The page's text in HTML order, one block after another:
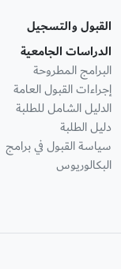
القبول والتسجيل
الدراسات الجامعية
البرامج المطروحة
إجراءات القبول العامة
الدليل الشامل للطلبة
دليل الطلبة
سياسة القبول في برامج
البكالوريوس